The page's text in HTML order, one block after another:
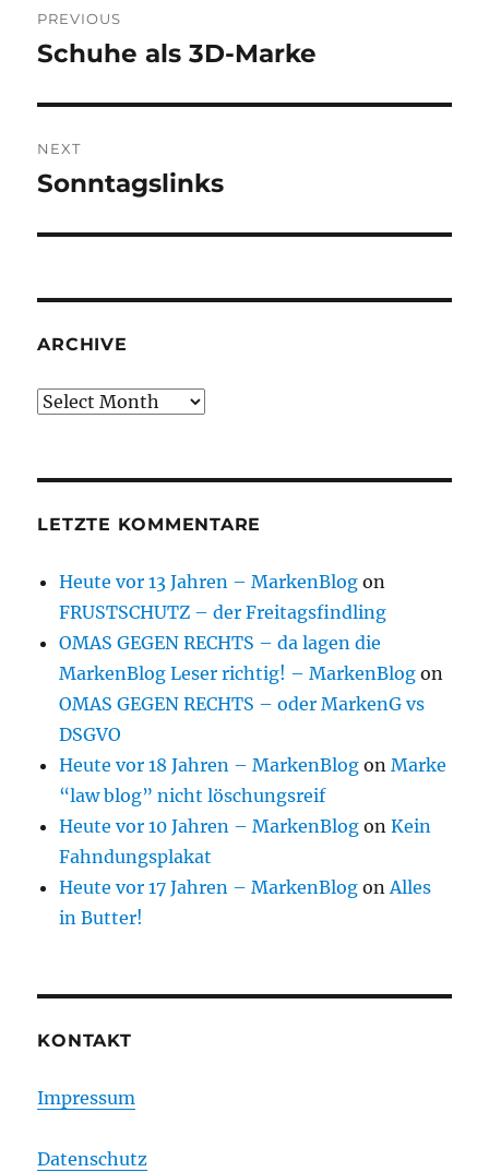
navigation
PREVIOUS
Previous
Schuhe als 3D-Marke
NEXT
Next
Sonntagslinks
ARCHIVE
Archive
LETZTE KOMMENTARE
Heute vor 13 Jahren – MarkenBlog on
FRUSTSCHUTZ – der Freitagsfindling
OMAS GEGEN RECHTS – da lagen die
MarkenBlog Leser richtig! – MarkenBlog on
OMAS GEGEN RECHTS – oder MarkenG vs
DSGVO
Heute vor 18 Jahren – MarkenBlog onMarke
“law blog” nicht löschungsreif
Heute vor 10 Jahren – MarkenBlog onKein
Fahndungsplakat
Heute vor 17 Jahren – MarkenBlog onAlles
in Butter!
KONTAKT
Impressum
Datenschutz